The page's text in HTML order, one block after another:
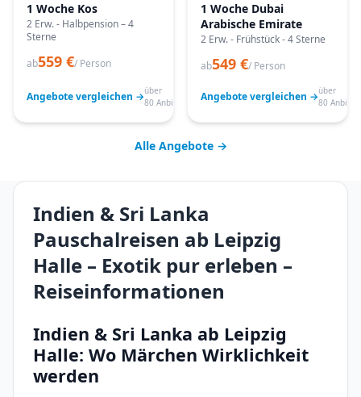
1 Woche Kos
2 Erw. - Halbpension – 4
Sterne
ab559 €/ Person
Angebote vergleichen →über
80 Anbieter
1 Woche Dubai
Arabische Emirate
2 Erw. - Frühstück - 4 Sterne
ab549 €/ Person
Angebote vergleichen →über
80
Alle Angebote →
Indien & Sri Lanka
Pauschalreisen ab Leipzig
Halle – Exotik pur erleben –
Reiseinformationen
Indien & Sri Lanka ab Leipzig
Halle: Wo Märchen Wirklichkeit
werden